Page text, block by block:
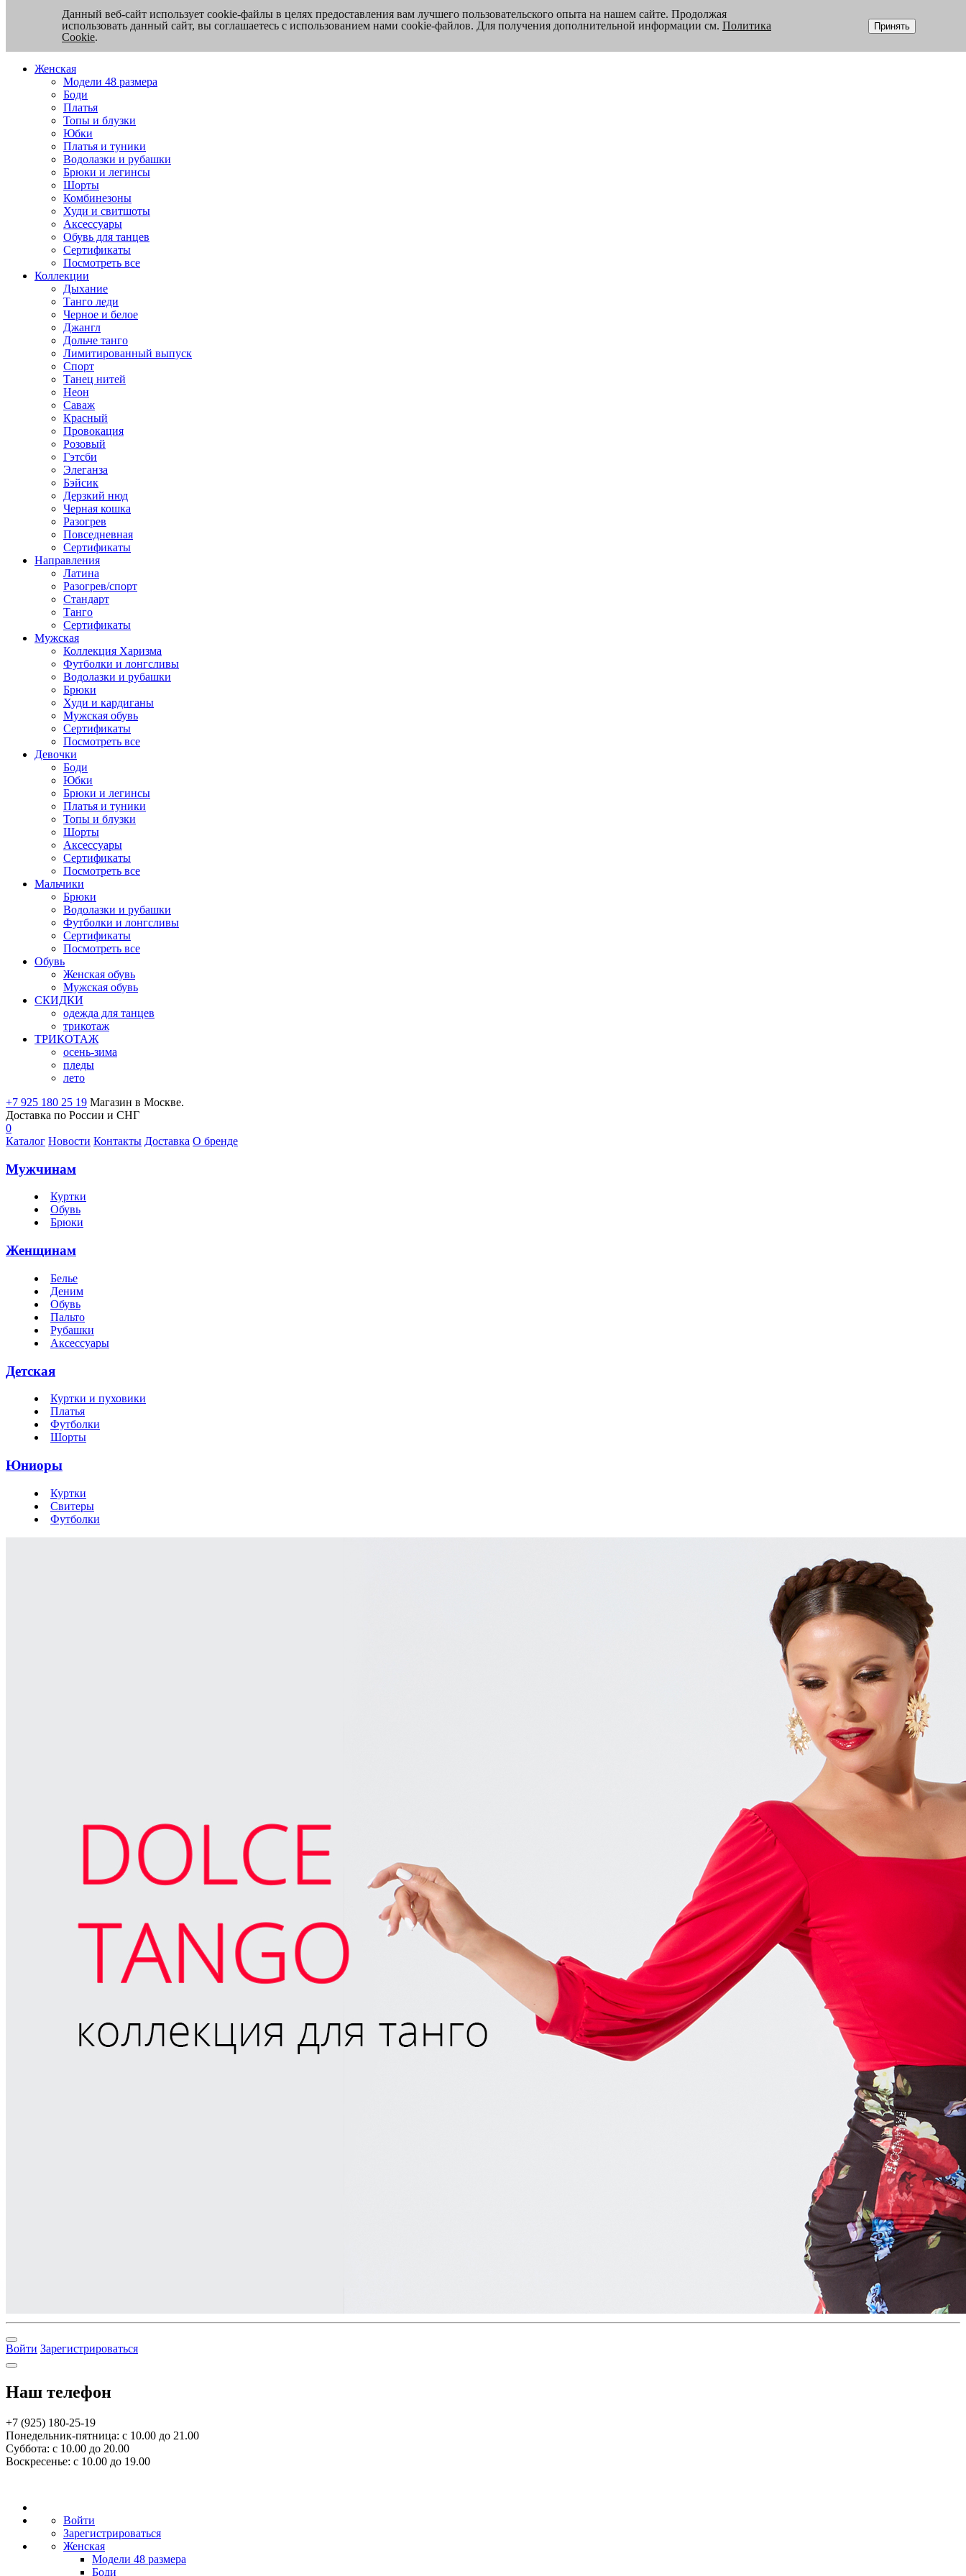
Женская
Модели 48 размера
Боди
Платья
Топы и блузки
Юбки
Платья и туники
Водолазки и рубашки
Брюки и легинсы
Шорты
Комбинезоны
Худи и свитшоты
Аксессуары
Обувь для танцев
Сертификаты
Посмотреть все
Коллекции
Дыхание
Танго леди
Черное и белое
Джангл
Дольче танго
Лимитированный выпуск
Спорт
Танец нитей
Неон
Саваж
Красный
Провокация
Розовый
Гэтсби
Элеганза
Бэйсик
Дерзкий нюд
Черная кошка
Разогрев
Повседневная
Сертификаты
Направления
Латина
Разогрев/спорт
Стандарт
Танго
Сертификаты
Мужская
Коллекция Харизма
Футболки и лонгсливы
Водолазки и рубашки
Брюки
Худи и кардиганы
Мужская обувь
Сертификаты
Посмотреть все
Девочки
Боди
Юбки
Брюки и легинсы
Платья и туники
Топы и блузки
Шорты
Аксессуары
Сертификаты
Посмотреть все
Мальчики
Брюки
Водолазки и рубашки
Футболки и лонгсливы
Сертификаты
Посмотреть все
Обувь
Женская обувь
Мужская обувь
СКИДКИ
одежда для танцев
трикотаж
ТРИКОТАЖ
осень-зима
пледы
лето
+7 925 180 25 19 Магазин в Москве.
Доставка по России и СНГ
0
Каталог Новости Контакты Доставка О бренде
Мужчинам
Куртки
Обувь
Брюки
Женщинам
Белье
Деним
Обувь
Пальто
Рубашки
Аксессуары
Детская
Куртки и пуховики
Платья
Футболки
Шорты
Юниоры
Куртки
Свитеры
Футболки
Войти Зарегистрироваться
Наш телефон
+7 (925) 180-25-19
Понедельник-пятница: с 10.00 до 21.00
Суббота: с 10.00 до 20.00
Воскресенье: с 10.00 до 19.00
Войти
Зарегистрироваться
Женская
Модели 48 размера
Боди
Данный веб-сайт использует cookie-файлы в целях предоставления вам лучшего пользовательского опыта на нашем сайте. Продолжая
использовать данный сайт, вы соглашаетесь с использованием нами cookie-файлов. Для получения дополнительной информации см. Политика
Cookie.
Принять